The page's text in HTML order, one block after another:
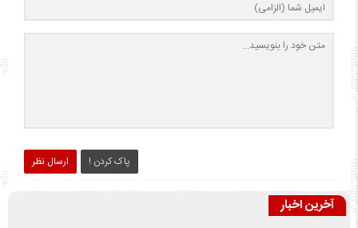
ارسال نظر پاک کردن !
آخرین اخبار